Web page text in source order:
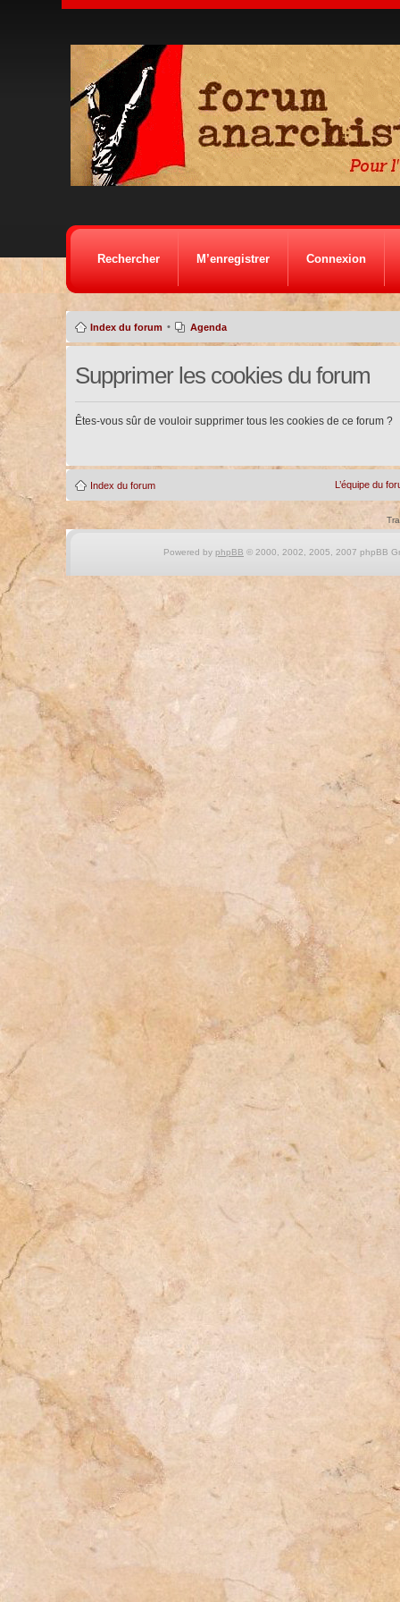
Rechercher M’enregistrer Connexion
Index du forum • Agenda
Supprimer les cookies du forum
Êtes-vous sûr de vouloir supprimer tous les cookies de ce forum ?
Index du forum L’équipe du
Powered by phpBB © 2000, 2002, 2005, 2007 phpBB